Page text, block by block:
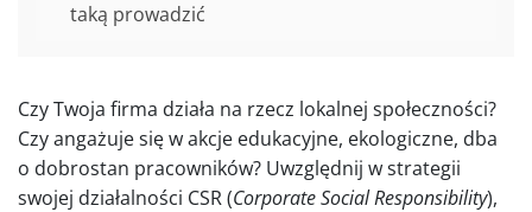
taką prowadzić
Czy Twoja firma działa na rzecz lokalnej społeczności?
Czy angażuje się w akcje edukacyjne, ekologiczne, dba
o dobrostan pracowników? Uwzględnij w strategii
swojej działalności CSR (Corporate Social Responsibility),